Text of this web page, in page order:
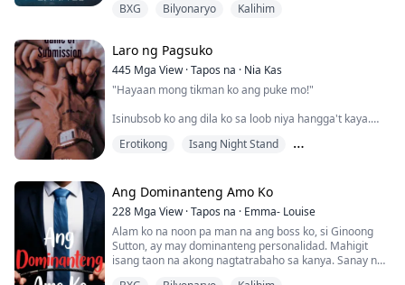
kasama sa kama. Paulit-ulit na nawawala sa sarili si
relasyon lang ang sa atin; wala...
BXG Bilyonaryo Kalihim
Laro ng Pagsuko
445 Mga View·Tapos na · Nia Kas
"Hayaan mong tikman ko ang puke mo!"
Isinubsob ko ang dila ko sa loob niya hangga't kaya.
kong abutin ito at himasin ng ilang beses para
kinagat-kagat ko siya habang nilalaro ang tinggil niya
sa pagitan ng mga daliri ko.
Walang kaalam-alam si Tia ...
Erotikong
Isang Night Stand
Ang Dominanteng Amo Ko
228 Mga View·Tapos na · Emma- Louise
Alam ko na noon pa man na ang boss ko, si Ginoong
Sutton, ay may dominanteng personalidad. Mahigit
isang taon na akong nagtatrabaho sa kanya. Sanay na